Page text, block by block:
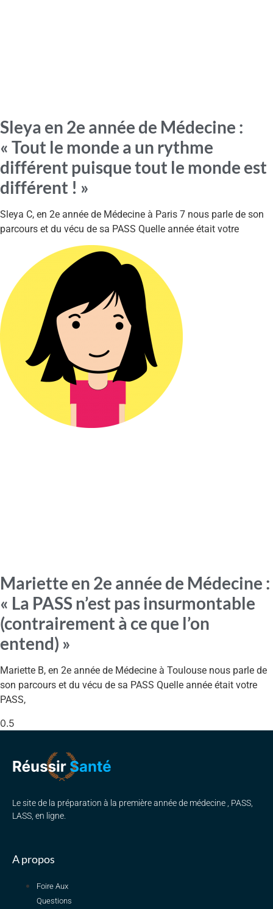
Sleya en 2e année de Médecine :
« Tout le monde a un rythme
différent puisque tout le monde est
différent ! »
Sleya C, en 2e année de Médecine à Paris 7 nous parle de son
parcours et du vécu de sa PASS Quelle année était votre
Mariette en 2e année de Médecine :
« La PASS n’est pas insurmontable
(contrairement à ce que l’on
entend) »
Mariette B, en 2e année de Médecine à Toulouse nous parle de
son parcours et du vécu de sa PASS Quelle année était votre
PASS,
Le site de la préparation à la première année de médecine , PASS,
LASS, en ligne.
A propos
Foire Aux
Questions